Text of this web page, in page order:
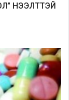
НЭЭЛТТЭЙ